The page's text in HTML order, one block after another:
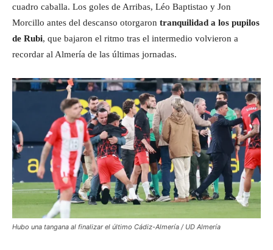
cuadro caballa. Los goles de Arribas, Léo Baptistao y Jon
Morcillo antes del descanso otorgaron tranquilidad a los pupilos
de Rubi, que bajaron el ritmo tras el intermedio volvieron a
recordar al Almería de las últimas jornadas.
Hubo una tangana al finalizar el último Cádiz-Almería / UD Almería